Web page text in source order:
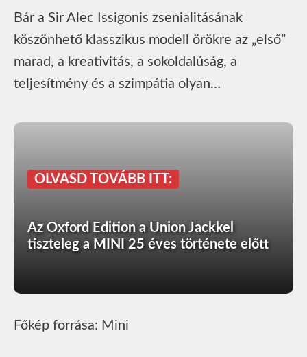
Bár a Sir Alec Issigonis zsenialitásának
köszönhető klasszikus modell örökre az „első”
marad, a kreativitás, a sokoldalúság, a
teljesítmény és a szimpátia olyan…
OLVASD TOVÁBB ITT:
Az Oxford Edition a Union Jackkel
tiszteleg a MINI 25 éves története előtt
Főkép forrása: Mini